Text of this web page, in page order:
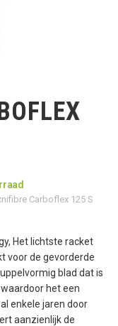
Carboflex 125 S
Het lichtste racket
voor de gevorderde
blad dat is
het een
enkele jaren door
aanzienlijk de